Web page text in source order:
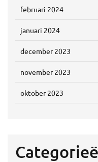
februari 2024
januari 2024
december 2023
november 2023
oktober 2023